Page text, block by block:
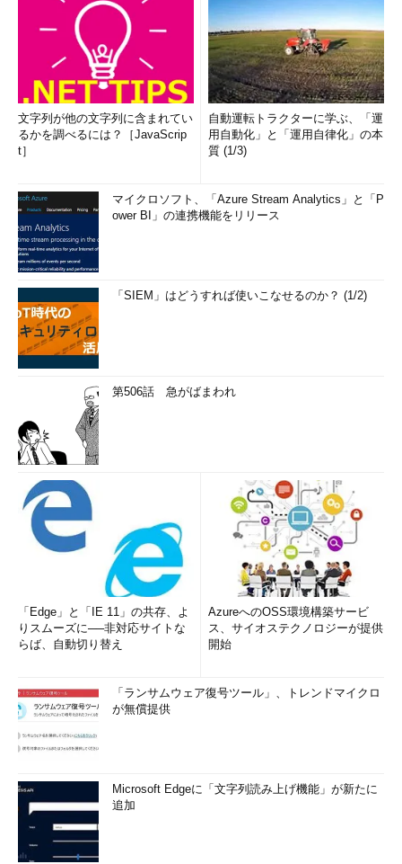
文字列が他の文字列に含まれてい
るかを調べるには？［JavaScrip
t］
自動運転トラクターに学ぶ、「運
用自動化」と「運用自律化」の本
質 (1/3)
マイクロソフト、「Azure Stream Analytics」と「P
ower BI」の連携機能をリリース
「SIEM」はどうすれば使いこなせるのか？ (1/2)
第506話 急がばまわれ
「Edge」と「IE 11」の共存、よ
りスムーズに──非対応サイトな
らば、自動切り替え
AzureへのOSS環境構築サービ
ス、サイオステクノロジーが提供
開始
「ランサムウェア復号ツール」、トレンドマイクロ
が無償提供
Microsoft Edgeに「文字列読み上げ機能」が新たに
追加